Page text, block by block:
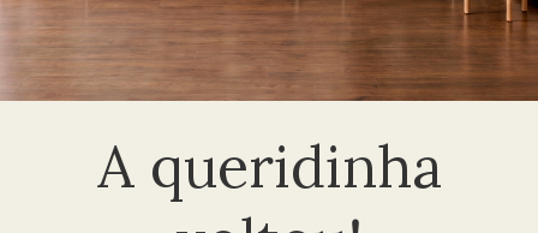
A queridinha